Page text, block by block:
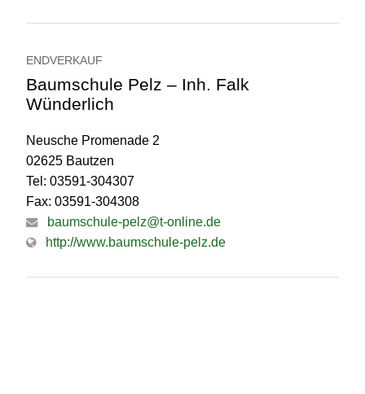
ENDVERKAUF
Baumschule Pelz – Inh. Falk
Wünderlich
Neusche Promenade 2
02625 Bautzen
Tel: 03591-304307
Fax: 03591-304308
baumschule-pelz@t-online.de
http://www.baumschule-pelz.de